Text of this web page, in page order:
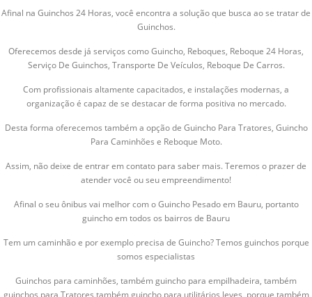
Afinal na Guinchos 24 Horas, você encontra a solução que busca ao se tratar de
Guinchos.
Oferecemos desde já serviços como Guincho, Reboques, Reboque 24 Horas,
Serviço De Guinchos, Transporte De Veículos, Reboque De Carros.
Com profissionais altamente capacitados, e instalações modernas, a
organização é capaz de se destacar de forma positiva no mercado.
Desta forma oferecemos também a opção de Guincho Para Tratores, Guincho
Para Caminhões e Reboque Moto.
Assim, não deixe de entrar em contato para saber mais. Teremos o prazer de
atender você ou seu empreendimento!
Afinal o seu ônibus vai melhor com o Guincho Pesado em Bauru, portanto
guincho em todos os bairros de Bauru
Tem um caminhão e por exemplo precisa de Guincho? Temos guinchos porque
somos especialistas
Guinchos para caminhões, também guincho para empilhadeira, também
guinchos para Tratores também guincho para utilitários leves, porque também